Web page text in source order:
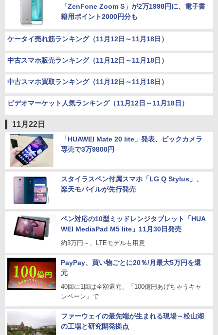
「ZenFone Zoom S」が2万1998円に、電子書
籍用ポイント2000円分も
ケータイ売れ筋ランキング（11月12日～11月18日）
中古スマホ販売ランキング（11月12日～11月18日）
中古スマホ買取ランキング（11月12日～11月18日）
ビデオマーケット人気ランキング（11月12日～11月18日）
11月22日
「HUAWEI Mate 20 lite」発表、ビックカメラ
専売で3万9800円
スタイラスペン付属スマホ「LG Q Stylus」、
楽天モバイルが先行発売
ペン対応の10型ミッドレンジタブレット「HUA
WEI MediaPad M5 lite」11月30日発売
約3万円～、LTEモデルも用意
PayPay、買い物ごとに20％/月最大5万円を還
元
40回に1回は全額還元、「100億円あげちゃうキャ
ンペーン」で
ファーウェイの最先端が生まれる現場～松山湖
の工場と研究開発拠点